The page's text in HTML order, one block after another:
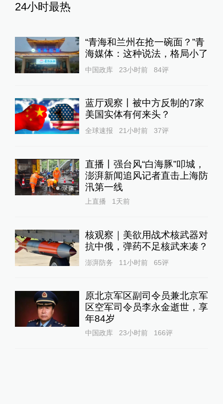
24小时最热
“青海和兰州在抢一碗面？”青
海媒体：这种说法，格局小了
中国政库 23小时前 84评
蓝厅观察丨被中方反制的7家
美国实体有何来头？
全球速报 21小时前 37评
录像
直播丨强台风“白海豚”叩城，
澎湃新闻追风记者直击上海防
汛第一线
上直播 1天前
核观察｜美欲用战术核武器对
抗中俄，弹药不足核武来凑？
澎湃防务 11小时前 65评
原北京军区副司令员兼北京军
区空军司令员李永金逝世，享
年84岁
中国政库 23小时前 166评